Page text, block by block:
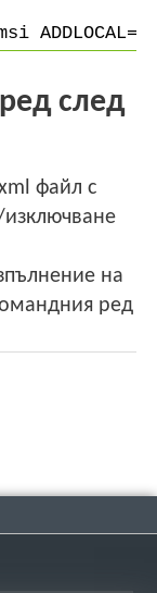
след
файл с
на
ред